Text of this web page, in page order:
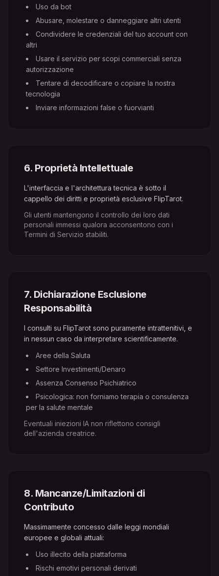
Uso da bot
Abusare, molestare o danneggiare altri utenti
Condividere le credenziali del tuo account con
altri
Usare il servizio per scopi commerciali senza
autorizzazione
Tentare di decodificare o copiare la nostra
tecnologia
Inviare informazioni false o fuorvianti
6. Proprietà Intellettuale
L'interfaccia e l'architettura tecnica è sotto il
cappello dei diritti e proprietà esclusive FlipTarot.
Gli utenti mantengono il controllo dei loro dati
personali immessi qualora acconsentono con i
Termini di Servizio stabiliti.
7. Dichiarazione Esclusione
Responsabilità
I consulti su FlipTarot sono puramente intrattenitivi, e
in nessun caso da interpretare scientificamente.
Aree della Saluta
Settore Investimenti/Denaro
Assenza Consenso Psichiatrico
Psicologica: non forniamo terapia o consulenza
per la salute mentale
Eventuali iniezioni IA non riflettono consigli
dell'azienda creatrice.
8. Mancanze/Limitazioni di
Contributo
Massimamente concesso dalle leggi mondiali
europee e globali attuali:
Uso illecito della piattaforma
Rischi emotivi personali derivati